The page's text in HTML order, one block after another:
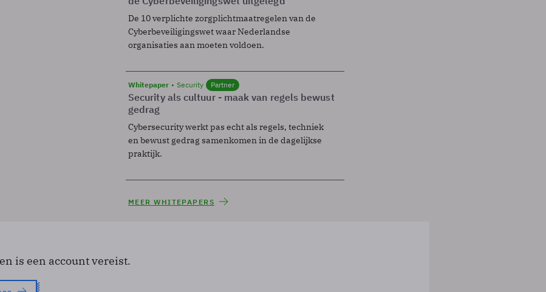
De 10 verplichte zorgplichtmaatregelen van de
Cyberbeveiligingswet waar Nederlandse
organisaties aan moeten voldoen.
Whitepaper Security Partner
Security als cultuur - maak van regels bewust
gedrag
Cybersecurity werkt pas echt als regels, techniek
en bewust gedrag samenkomen in de dagelijkse
praktijk.
MEER WHITEPAPERS
is een account vereist.